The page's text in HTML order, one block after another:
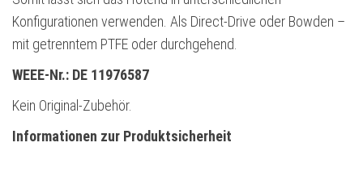
Konfigurationen verwenden. Als Direct-Drive oder Bowden –
mit getrenntem PTFE oder durchgehend.
WEEE-Nr.: DE 11976587
Kein Original-Zubehör.
Informationen zur Produktsicherheit